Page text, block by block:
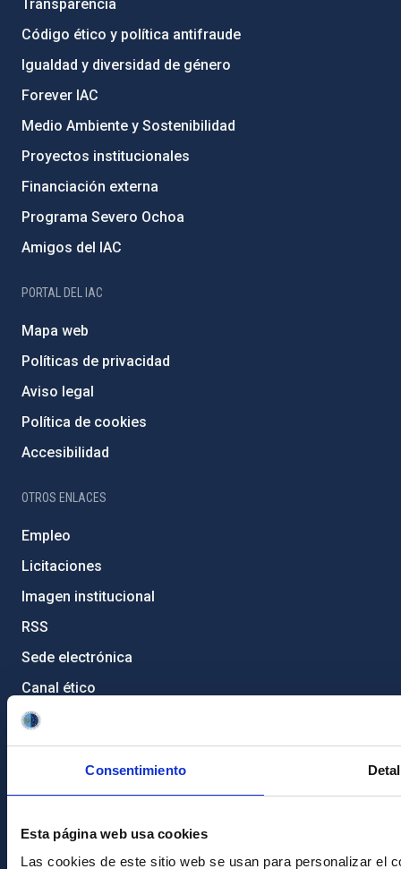
Consentimiento
Esta página web usa cookies
Las cookies de este sitio web se usan para personalizar el
Transparencia
Código ético y política antifraude
Igualdad y diversidad de género
Forever IAC
Medio Ambiente y Sostenibilidad
Proyectos institucionales
Financiación externa
Programa Severo Ochoa
Amigos del IAC
PORTAL DEL IAC
Mapa web
Políticas de privacidad
Aviso legal
Política de cookies
Accesibilidad
OTROS ENLACES
Empleo
Licitaciones
Imagen institucional
RSS
Sede electrónica
Canal ético
Condolencias Francisco Sánchez
PostFooter > Newsletter link
Únete a nuestra